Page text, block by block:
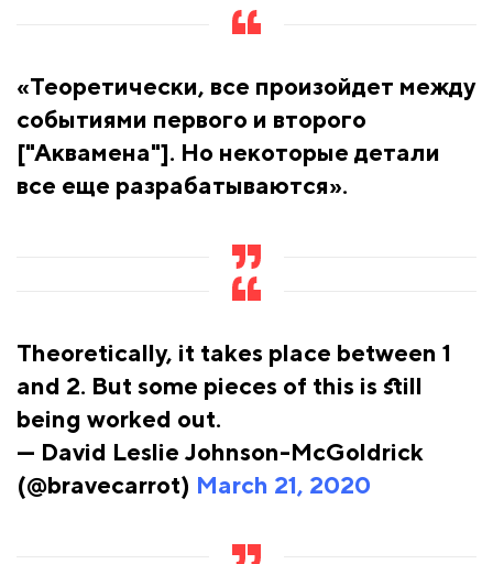
«Теоретически, все произойдет между
событиями первого и второго
["Аквамена"]. Но некоторые детали
все еще разрабатываются».
Theoretically, it takes place between 1
and 2. But some pieces of this is still
being worked out.
— David Leslie Johnson-McGoldrick
(@bravecarrot) March 21, 2020